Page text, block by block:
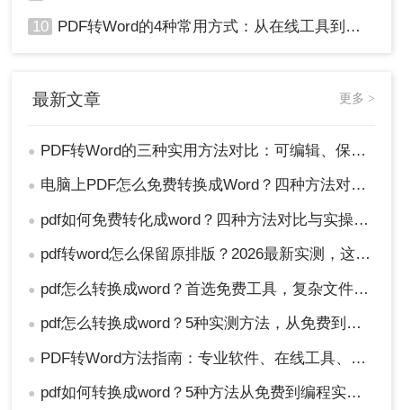
10 PDF转Word的4种常用方式：从在线工具到桌面软件全梳理！
最新文章 更多 >
● PDF转Word的三种实用方法对比：可编辑、保格式、避风险！
● 电脑上PDF怎么免费转换成Word？四种方法对比与实操指南（附详细表格）!
● pdf如何免费转化成word？四种方法对比与实操指南（附详细表格）
● pdf转word怎么保留原排版？2026最新实测，这5种方法从免费到专业全搞定！
● pdf怎么转换成word？首选免费工具，复杂文件再上专业软件！
● pdf怎么转换成word？5种实测方法，从免费到专业全攻略！
● PDF转Word方法指南：专业软件、在线工具、Word内置与改后缀名4种方案对比！
● pdf如何转换成word？5种方法从免费到编程实测对比！